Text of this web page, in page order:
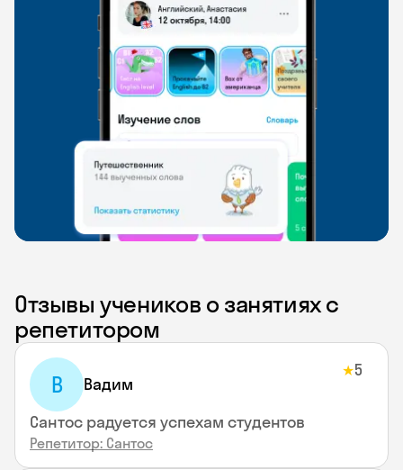
Отзывы учеников о занятиях с
репетитором
В Вадим
★5
Сантос радуется успехам студентов
Репетитор: Сантос